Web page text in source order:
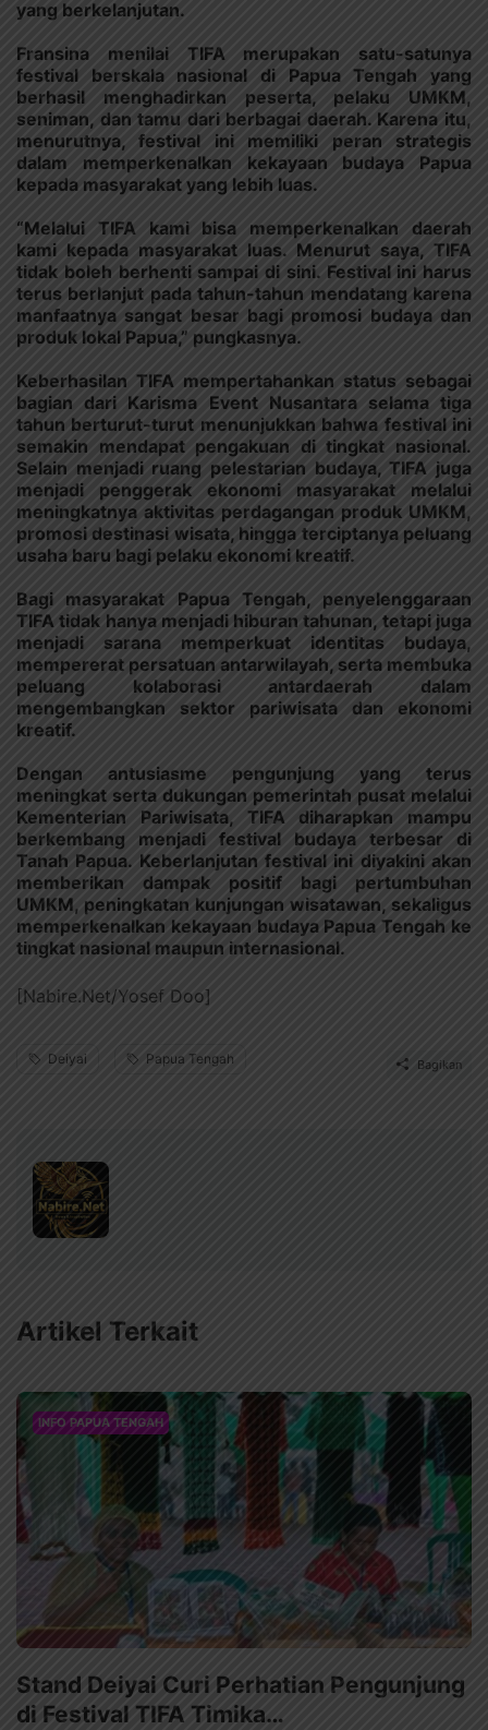
yang berkelanjutan.
Fransina menilai TIFA merupakan satu-satunya
festival berskala nasional di Papua Tengah yang
berhasil menghadirkan peserta, pelaku UMKM,
seniman, dan tamu dari berbagai daerah. Karena itu,
menurutnya, festival ini memiliki peran strategis
dalam memperkenalkan kekayaan budaya Papua
kepada masyarakat yang lebih luas.
“Melalui TIFA kami bisa memperkenalkan daerah
kami kepada masyarakat luas. Menurut saya, TIFA
tidak boleh berhenti sampai di sini. Festival ini harus
terus berlanjut pada tahun-tahun mendatang karena
manfaatnya sangat besar bagi promosi budaya dan
produk lokal Papua,” pungkasnya.
Keberhasilan TIFA mempertahankan status sebagai
bagian dari Karisma Event Nusantara selama tiga
tahun berturut-turut menunjukkan bahwa festival ini
semakin mendapat pengakuan di tingkat nasional.
Selain menjadi ruang pelestarian budaya, TIFA juga
menjadi penggerak ekonomi masyarakat melalui
meningkatnya aktivitas perdagangan produk UMKM,
promosi destinasi wisata, hingga terciptanya peluang
usaha baru bagi pelaku ekonomi kreatif.
Bagi masyarakat Papua Tengah, penyelenggaraan
TIFA tidak hanya menjadi hiburan tahunan, tetapi juga
menjadi sarana memperkuat identitas budaya,
mempererat persatuan antarwilayah, serta membuka
peluang kolaborasi antardaerah dalam
mengembangkan sektor pariwisata dan ekonomi
kreatif.
Dengan antusiasme pengunjung yang terus
meningkat serta dukungan pemerintah pusat melalui
Kementerian Pariwisata, TIFA diharapkan mampu
berkembang menjadi festival budaya terbesar di
Tanah Papua. Keberlanjutan festival ini diyakini akan
memberikan dampak positif bagi pertumbuhan
UMKM, peningkatan kunjungan wisatawan, sekaligus
memperkenalkan kekayaan budaya Papua Tengah ke
tingkat nasional maupun internasional.
[Nabire.Net/Yosef Doo]
Deiyai Papua Tengah Bagikan
Artikel Terkait
INFO PAPUA TENGAH
Stand Deiyai Curi Perhatian Pengunjung
di Festival TIFA Timika…